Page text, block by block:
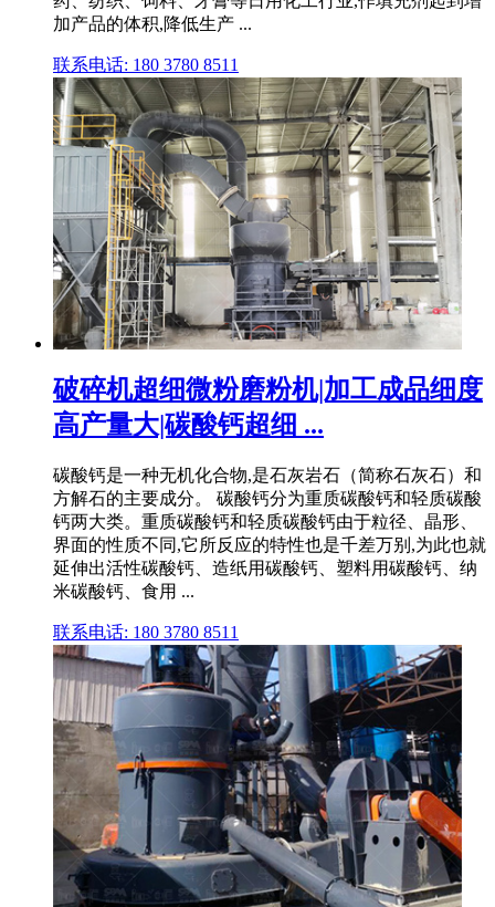
加产品的体积,降低生产 ...
联系电话: 180 3780 8511
破碎机超细微粉磨粉机|加工成品细度
高产量大|碳酸钙超细 ...
碳酸钙是一种无机化合物,是石灰岩石（简称石灰石）和
方解石的主要成分。 碳酸钙分为重质碳酸钙和轻质碳酸
钙两大类。重质碳酸钙和轻质碳酸钙由于粒径、晶形、
界面的性质不同,它所反应的特性也是千差万别,为此也就
延伸出活性碳酸钙、造纸用碳酸钙、塑料用碳酸钙、纳
米碳酸钙、食用 ...
联系电话: 180 3780 8511